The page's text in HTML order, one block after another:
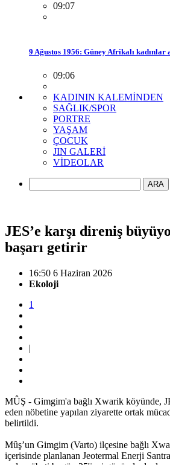
09:07
9 Ağustos 1956: Güney Afrikalı kadınlar
09:06
KADININ KALEMİNDEN
SAĞLIK/SPOR
PORTRE
YAŞAM
ÇOCUK
JIN GALERİ
VİDEOLAR
ARA
JES’e karşı direniş
başarı getirir
16:50 6 Haziran 2026
Ekoloji
1
|
MÛŞ - Gimgim'a bağlı Xwarik köyünde,
eden nöbetine yapılan ziyarette ortak
belirtildi.
Mûş’un Gimgim (Varto) ilçesine bağlı
içerisinde planlanan Jeotermal Enerji